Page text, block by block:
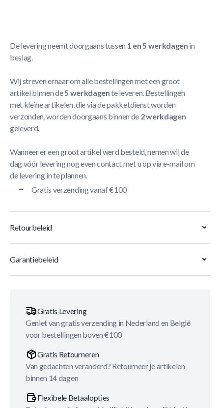
De levering neemt doorgaans tussen 1 en 5 werkdagen in
beslag.
Wij streven ernaar om alle bestellingen met een groot
artikel binnen de5 werkdagente leveren. Bestellingen
met kleine artikelen, die via de pakketdienst worden
verzonden, worden doorgaans binnen de 2 werkdagen
geleverd.
Wanneer er een groot artikel werd besteld, nemen wij de
dag vóór levering nog even contact met u op via e-mail om
de levering in te plannen.
Gratis verzending vanaf €100
Retourbeleid
Garantiebeleid
Gratis Levering
Geniet van gratis verzending in Nederland en België
voor bestellingen boven €100
Gratis Retourneren
Van gedachten veranderd? Retourneer je artikelen
binnen 14 dagen
Flexibele Betaalopties